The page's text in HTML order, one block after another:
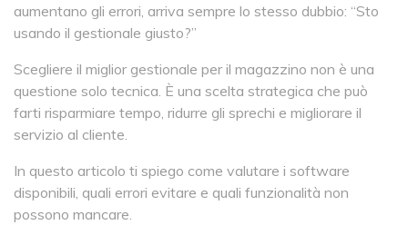
aumentano gli errori, arriva sempre lo stesso dubbio: “Sto
usando il gestionale giusto?”
Scegliere il miglior gestionale per il magazzino non è una
questione solo tecnica. È una scelta strategica che può
farti risparmiare tempo, ridurre gli sprechi e migliorare il
servizio al cliente.
In questo articolo ti spiego come valutare i software
disponibili, quali errori evitare e quali funzionalità non
possono mancare.